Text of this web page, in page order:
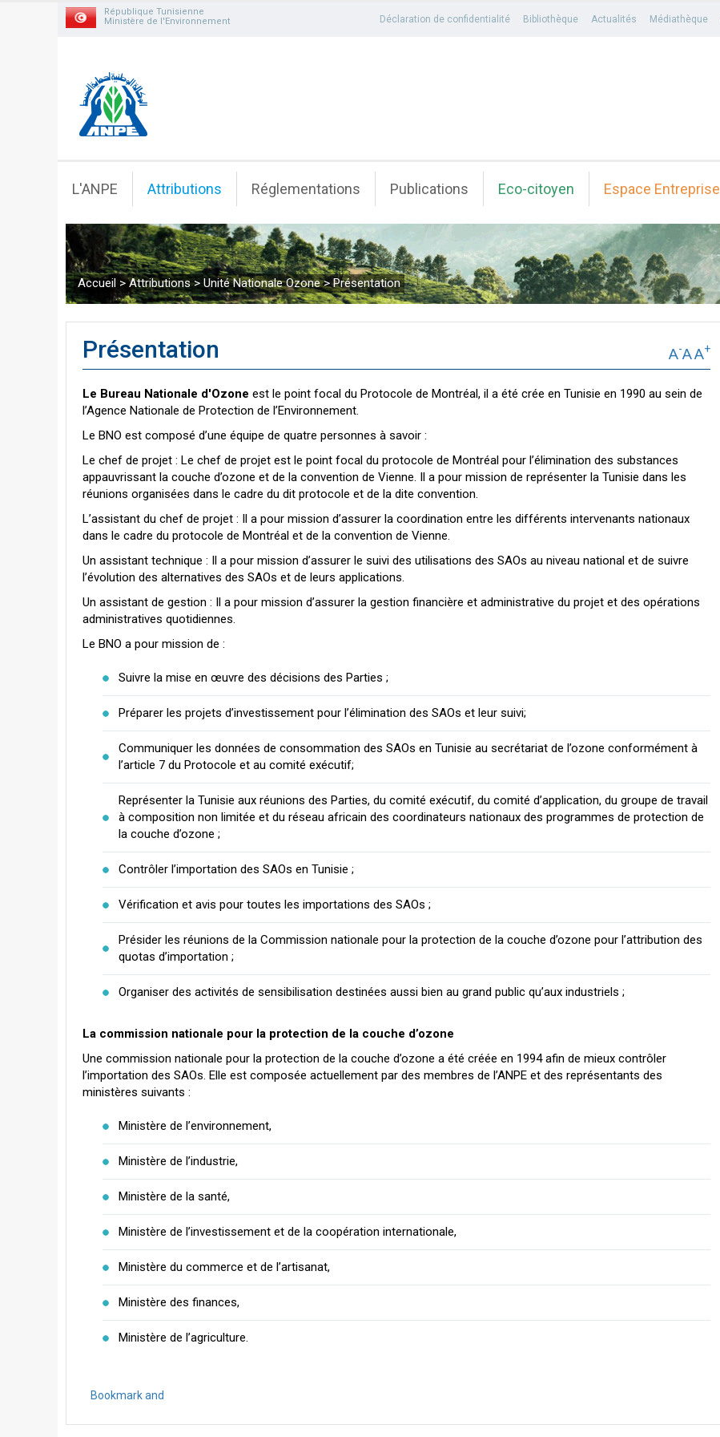
République Tunisienne
Ministère de l'Environnement
Déclaration de confidentialité Bibliothèque Actualités Médiathèque
L'ANPE Attributions Réglementations Publications Eco-citoyen Espace Entreprise
Accueil >Attributions> Unité Nationale Ozone>Présentation
A-AA+
Présentation
Le Bureau Nationale d'Ozone est le point focal du Protocole de Montréal, il a été crée en Tunisie en 1990 au sein de
l’Agence Nationale de Protection de l’Environnement.
Le BNO est composé d’une équipe de quatre personnes à savoir :
Le chef de projet : Le chef de projet est le point focal du protocole de Montréal pour l’élimination des substances
appauvrissant la couche d’ozone et de la convention de Vienne. Il a pour mission de représenter la Tunisie dans les
réunions organisées dans le cadre du dit protocole et de la dite convention.
L’assistant du chef de projet : Il a pour mission d’assurer la coordination entre les différents intervenants nationaux
dans le cadre du protocole de Montréal et de la convention de Vienne.
Un assistant technique : Il a pour mission d’assurer le suivi des utilisations des SAOs au niveau national et de suivre
l’évolution des alternatives des SAOs et de leurs applications.
Un assistant de gestion : Il a pour mission d’assurer la gestion financière et administrative du projet et des opérations
administratives quotidiennes.
Le BNO a pour mission de :
Suivre la mise en œuvre des décisions des Parties ;
Préparer les projets d’investissement pour l’élimination des SAOs et leur suivi;
Communiquer les données de consommation des SAOs en Tunisie au secrétariat de l’ozone conformément à
l’article 7 du Protocole et au comité exécutif;
Représenter la Tunisie aux réunions des Parties, du comité exécutif, du comité d’application, du groupe de travail
à composition non limitée et du réseau africain des coordinateurs nationaux des programmes de protection de
la couche d’ozone ;
Contrôler l’importation des SAOs en Tunisie ;
Vérification et avis pour toutes les importations des SAOs ;
Présider les réunions de la Commission nationale pour la protection de la couche d’ozone pour l’attribution des
quotas d’importation ;
Organiser des activités de sensibilisation destinées aussi bien au grand public qu’aux industriels ;
La commission nationale pour la protection de la couche d’ozone
Une commission nationale pour la protection de la couche d’ozone a été créée en 1994 afin de mieux contrôler
l’importation des SAOs. Elle est composée actuellement par des membres de l’ANPE et des représentants des
ministères suivants :
Ministère de l’environnement,
Ministère de l’industrie,
Ministère de la santé,
Ministère de l’investissement et de la coopération internationale,
Ministère du commerce et de l’artisanat,
Ministère des finances,
Ministère de l’agriculture.